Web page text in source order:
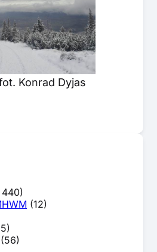
Konrad Dyjas
(12)
(56)